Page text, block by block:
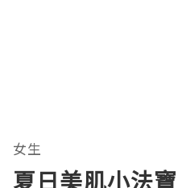
女生
夏日美肌小法寶